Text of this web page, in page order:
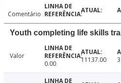
Comentário
Youth completing life skills
Valor
0.00
11137.00